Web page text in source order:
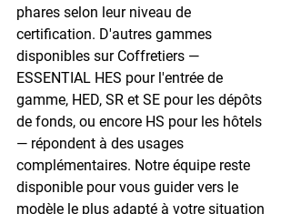
phares selon leur niveau de
certification. D'autres gammes
disponibles sur Coffretiers —
ESSENTIAL HES pour l'entrée de
gamme, HED, SR et SE pour les dépôts
de fonds, ou encore HS pour les hôtels
— répondent à des usages
complémentaires. Notre équipe reste
disponible pour vous guider vers le
modèle le plus adapté à votre situation